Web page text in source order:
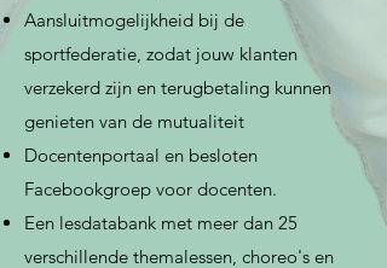
Aansluitmogelijkheid bij de
sportfederatie, zodat jouw klanten
verzekerd zijn en terugbetaling kunnen
genieten van de mutualiteit
Docentenportaal en besloten
Facebookgroep voor docenten.
Een lesdatabank met meer dan 25
verschillende themalessen, choreo's en